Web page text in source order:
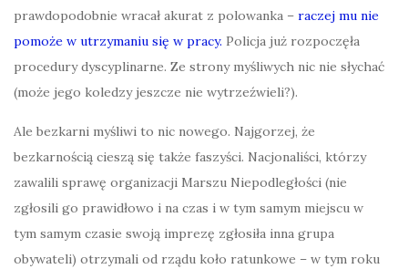
prawdopodobnie wracał akurat z polowanka – raczej mu nie
pomoże w utrzymaniu się w pracy. Policja już rozpoczęła
procedury dyscyplinarne. Ze strony myśliwych nic nie słychać
(może jego koledzy jeszcze nie wytrzeźwieli?).
Ale bezkarni myśliwi to nic nowego. Najgorzej, że
bezkarnością cieszą się także faszyści. Nacjonaliści, którzy
zawalili sprawę organizacji Marszu Niepodległości (nie
zgłosili go prawidłowo i na czas i w tym samym miejscu w
tym samym czasie swoją imprezę zgłosiła inna grupa
obywateli) otrzymali od rządu koło ratunkowe – w tym roku